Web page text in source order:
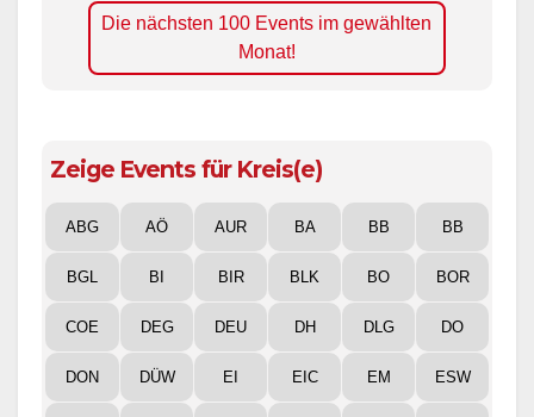
Die nächsten 100 Events im gewählten
Monat!
Zeige Events für Kreis(e)
ABG AÖ AUR BA BB BB
BGL BI BIR BLK BO BOR
COE DEG DEU DH DLG DO
DON DÜW EI EIC EM ESW